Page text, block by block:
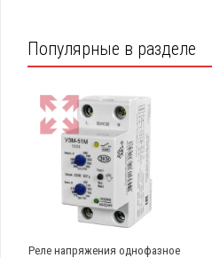
Популярные в разделе
Реле напряжения однофазное